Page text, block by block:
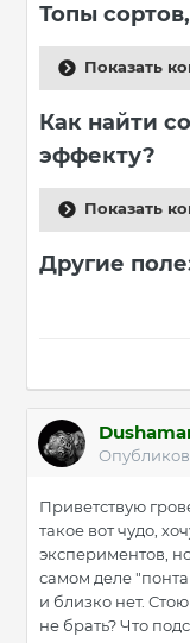
Топы
Показать
Как найти
эффекту?
Показать
Другие
Приветствую
такое вот чудо,
экспериментов,
самом деле
и близко нет.
не брать? Что